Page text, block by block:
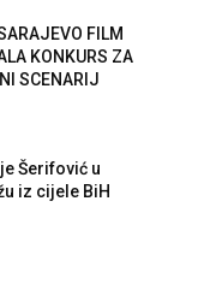
FILM
KONKURS ZA
SCENARIJ
Šerifović u
iz cijele BiH